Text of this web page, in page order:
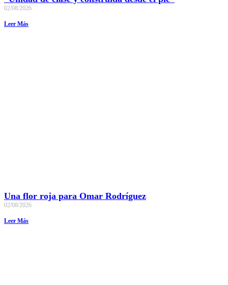
02/08/2026
Leer Más
Una flor roja para Omar Rodríguez
02/08/2026
Leer Más